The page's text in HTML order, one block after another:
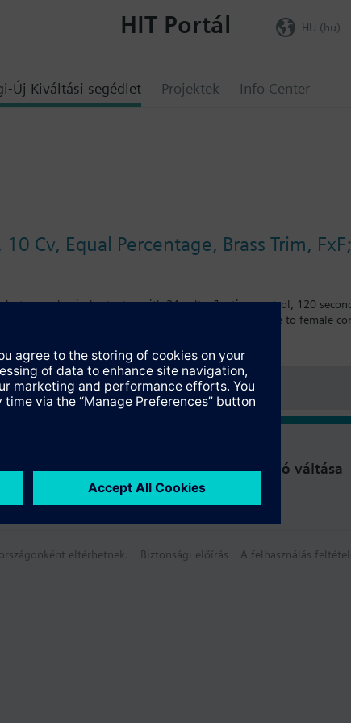
Új Kiváltási segédlet Projektek Info Center
HIT Portál HU (hu)
Cv, Equal Percentage, Brass Trim,
mechanical actuator with 24 volts, floating control, 120
is ANSI Class 250, has a brass trim and a female to female
Régió váltása
eltérhetnek. Biztonsági előírás A felhasználás